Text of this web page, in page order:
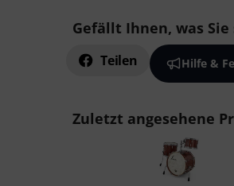
Gefällt Ihnen, was Sie
Teilen Hilfe &
Zuletzt angesehene